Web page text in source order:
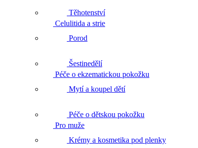
Celulitida a strie
Péče o ekzematickou pokožku
Pro muže
Těhotenství
Porod
Šestinedělí
Mytí a koupel dětí
Péče o dětskou pokožku
Krémy a kosmetika pod plenky